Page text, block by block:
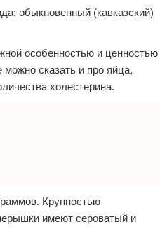
обыкновенный (кавказский)
особенностью и ценностью
сказать и про яйца,
холестерина.
Крупностью
имеют сероватый и